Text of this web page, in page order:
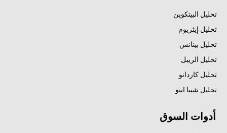
تحليل البيتكوين
تحليل إيثريوم
تحليل بينانس
تحليل الريبل
تحليل كاردانو
تحليل شيبا اينو
أدوات السوق